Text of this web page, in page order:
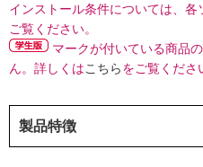
インストール条件については、
ご覧ください。
マークが付いている商品
ん。詳しくはこちらをご覧くださ
製品特徴